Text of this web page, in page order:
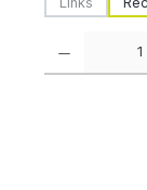
(Diese